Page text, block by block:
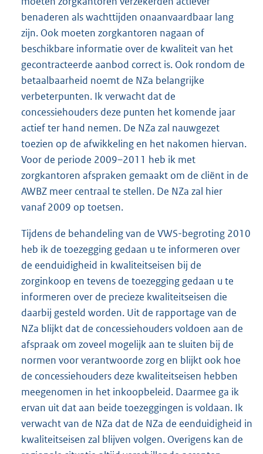
benaderen als wachttijden onaanvaardbaar lang
zijn. Ook moeten zorgkantoren nagaan of
beschikbare informatie over de kwaliteit van het
gecontracteerde aanbod correct is. Ook rondom de
betaalbaarheid noemt de NZa belangrijke
verbeterpunten. Ik verwacht dat de
concessiehouders deze punten het komende jaar
actief ter hand nemen. De NZa zal nauwgezet
toezien op de afwikkeling en het nakomen hiervan.
Voor de periode 2009–2011 heb ik met
zorgkantoren afspraken gemaakt om de cliënt in de
AWBZ meer centraal te stellen. De NZa zal hier
vanaf 2009 op toetsen.
Tijdens de behandeling van de VWS-begroting 2010
heb ik de toezegging gedaan u te informeren over
de eenduidigheid in kwaliteitseisen bij de
zorginkoop en tevens de toezegging gedaan u te
informeren over de precieze kwaliteitseisen die
daarbij gesteld worden. Uit de rapportage van de
NZa blijkt dat de concessiehouders voldoen aan de
afspraak om zoveel mogelijk aan te sluiten bij de
normen voor verantwoorde zorg en blijkt ook hoe
de concessiehouders deze kwaliteitseisen hebben
meegenomen in het inkoopbeleid. Daarmee ga ik
ervan uit dat aan beide toezeggingen is voldaan. Ik
verwacht van de NZa dat de NZa de eenduidigheid in
kwaliteitseisen zal blijven volgen. Overigens kan de